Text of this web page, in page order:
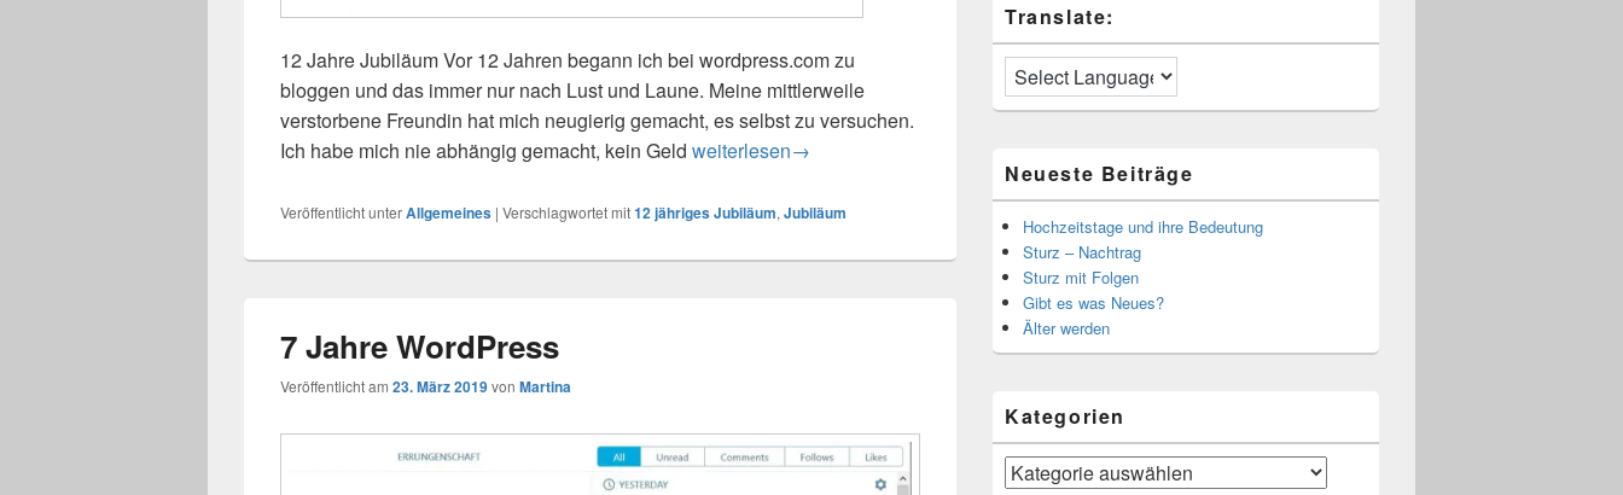
12 Jahre Jubiläum Vor 12 Jahren begann ich bei wordpress.com zu
bloggen und das immer nur nach Lust und Laune. Meine mittlerweile
verstorbene Freundin hat mich neugierig gemacht, es selbst zu versuchen.
Ich habe mich nie abhängig gemacht, kein Geld Ein kleines Jubiläum
weiterlesen→
Veröffentlicht unterAllgemeines | Verschlagwortet mit12 jähriges Jubiläum, Jubiläum
7 Jahre WordPress
Veröffentlicht am 23. März 2019von Martina
Translate:
Neueste Beiträge
Hochzeitstage und ihre Bedeutung
Sturz – Nachtrag
Sturz mit Folgen
Gibt es was Neues?
Älter werden
Kategorien
Kategorien